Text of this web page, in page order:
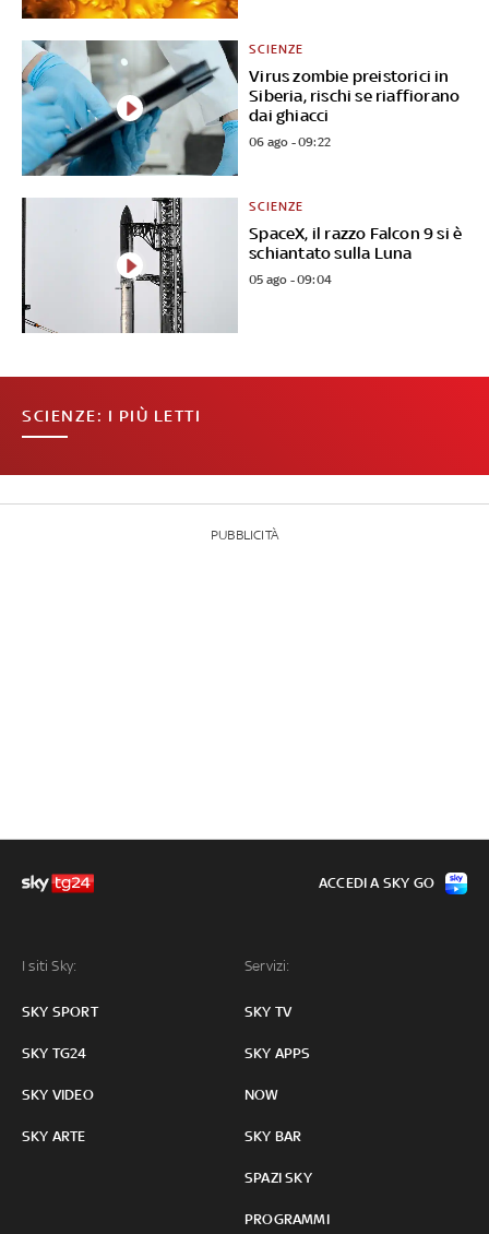
Virus zombie preistorici in
Siberia, rischi se riaffiorano
dai ghiacci
SCIENZE
06 ago - 09:22
SpaceX, il razzo Falcon 9 si è
schiantato sulla Luna
SCIENZE
05 ago - 09:04
SCIENZE: I PIÙ LETTI
PUBBLICITÀ
I siti Sky:
SKY SPORT
SKY TG24
SKY VIDEO
SKY ARTE
Servizi:
SKY TV
SKY APPS
NOW
SKY BAR
SPAZI SKY
PROGRAMMI
ACCEDI A SKY GO